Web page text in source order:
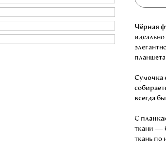
Чёрная
Сумочка
всегда
С
ткани —
ткань по